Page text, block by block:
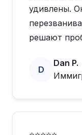
удивлены.
решают
D
Dan P.